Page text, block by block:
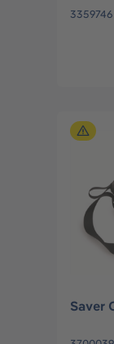
3359746
Saver